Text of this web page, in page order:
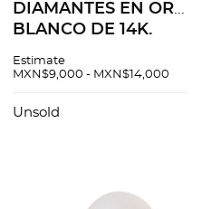
DIAMANTES EN ORO
BLANCO DE 14K.
brillante y baguette
Estimate
MXN$9,000 - MXN$14,000
Unsold